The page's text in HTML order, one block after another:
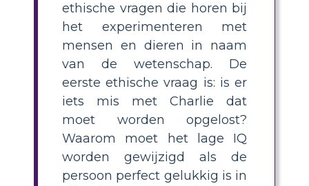
ethische vragen die horen bij
het experimenteren met
mensen en dieren in naam
van de wetenschap. De
eerste ethische vraag is: is er
iets mis met Charlie dat
moet worden opgelost?
Waarom moet het lage IQ
worden gewijzigd als de
persoon perfect gelukkig is in